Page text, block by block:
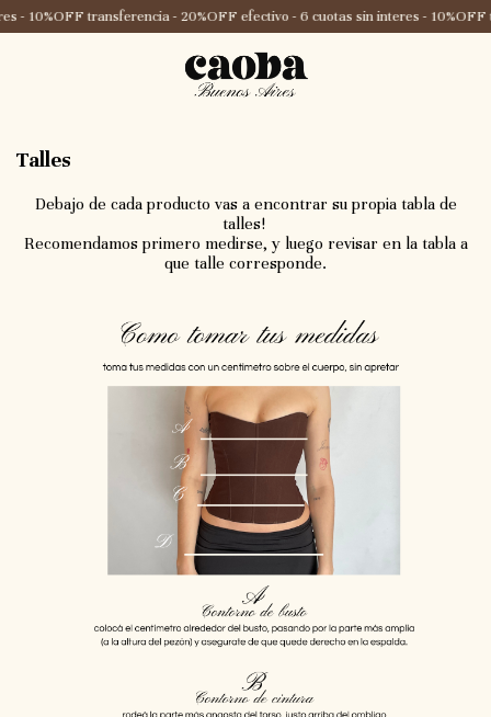
10%OFF transferencia - 20%OFF efectivo - 6 cuotas sin interes -
Talles
Debajo de cada producto vas a encontrar su propia tabla de
talles!
Recomendamos primero medirse, y luego revisar en la tabla a
que talle corresponde.